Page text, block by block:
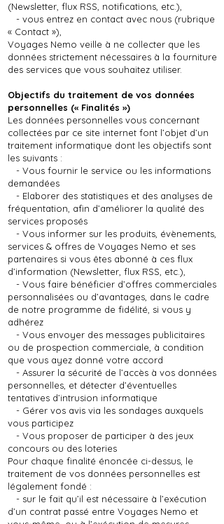
(Newsletter, flux RSS, notifications, etc.),
- vous entrez en contact avec nous (rubrique
« Contact »),
Voyages Nemo veille à ne collecter que les
données strictement nécessaires à la fourniture
des services que vous souhaitez utiliser.
Objectifs du traitement de vos données
personnelles (« Finalités »)
Les données personnelles vous concernant
collectées par ce site internet font l’objet d’un
traitement informatique dont les objectifs sont
les suivants :
- Vous fournir le service ou les informations
demandées
- Elaborer des statistiques et des analyses de
fréquentation, afin d’améliorer la qualité des
services proposés
- Vous informer sur les produits, évènements,
services & offres de Voyages Nemo et ses
partenaires si vous êtes abonné à ces flux
d’information (Newsletter, flux RSS, etc.),
- Vous faire bénéficier d’offres commerciales
personnalisées ou d’avantages, dans le cadre
de notre programme de fidélité, si vous y
adhérez
- Vous envoyer des messages publicitaires
ou de prospection commerciale, à condition
que vous ayez donné votre accord
- Assurer la sécurité de l’accès à vos données
personnelles, et détecter d’éventuelles
tentatives d’intrusion informatique
- Gérer vos avis via les sondages auxquels
vous participez
- Vous proposer de participer à des jeux
concours ou des loteries
Pour chaque finalité énoncée ci-dessus, le
traitement de vos données personnelles est
légalement fondé :
- sur le fait qu’il est nécessaire à l’exécution
d’un contrat passé entre Voyages Nemo et